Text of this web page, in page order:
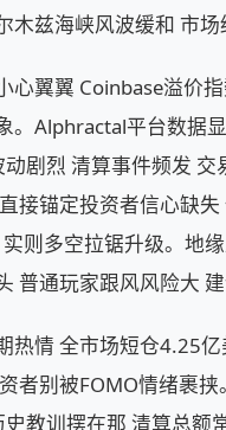
木兹海峡风波缓和 市
心翼翼 Coinbase溢价
。Alphractal平台数据
剧烈 清算事件频发
接锚定投资者信心缺
则多空拉锯升级。地
普通玩家跟风风险大 建
热情 全市场短仓4.25
者别被FOMO情绪裹
教训摆在那 清算总额